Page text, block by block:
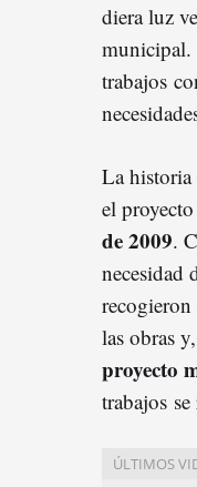
diera luz
municipal.
trabajos
La historia
el
de 2009.
necesidad
las obras
proyecto
trabajos